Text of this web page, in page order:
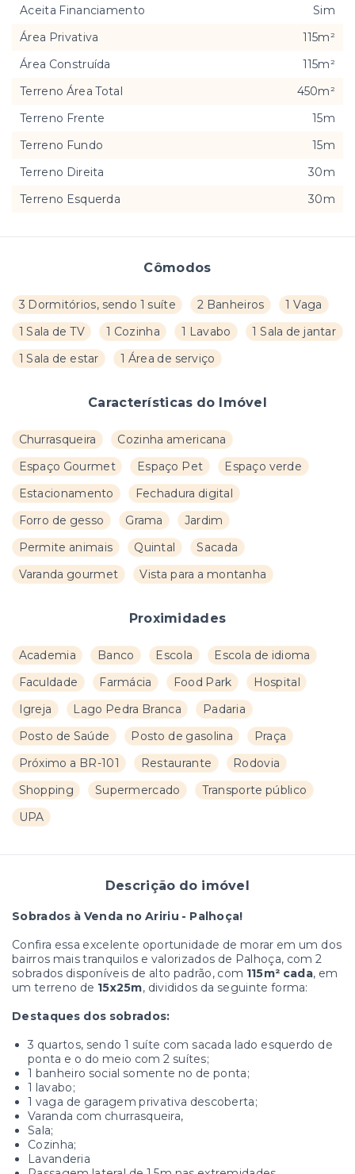
Cômodos
3 Dormitórios, sendo 1 suíte 2 Banheiros
1 Vaga
1 Sala de TV
1 Cozinha 1 Lavabo
1 Sala de jantar
1 Sala de estar
1 Área de serviço
Características do Imóvel
Churrasqueira
Cozinha americana
Espaço Gourmet
Espaço Pet
Espaço verde
Estacionamento
Fechadura digital
Forro de gesso
Grama
Jardim
Permite animais
Quintal
Sacada
Varanda gourmet
Vista para a montanha
Proximidades
Academia Banco Escola
Escola de idioma
Faculdade
Farmácia Food Park
Hospital
Igreja
Lago Pedra Branca
Padaria
Posto de Saúde
Posto de gasolina
Praça
Próximo a BR-101
Restaurante
Rodovia
Shopping
Supermercado
Transporte público
UPA
Descrição do imóvel
Sobrados à Venda no Aririu - Palhoça!
Confira essa excelente oportunidade de morar em um dos
bairros mais tranquilos e valorizados de Palhoça, com 2
sobrados disponíveis de alto padrão, com 115m² cada, em
um terreno de 15x25m, divididos da seguinte forma:
Destaques dos sobrados:
3 quartos, sendo 1 suíte com sacada lado esquerdo de
ponta e o do meio com 2 suítes;
1 banheiro social somente no de ponta;
1 lavabo;
1 vaga de garagem privativa descoberta;
Varanda com churrasqueira,
Sala;
Cozinha;
Lavanderia
Aceita Financiamento
Sim
Área Privativa
115m²
Área Construída
115m²
Terreno Área Total
450m²
Terreno Frente
15m
Terreno Fundo
15m
Terreno Direita
30m
Terreno Esquerda
30m